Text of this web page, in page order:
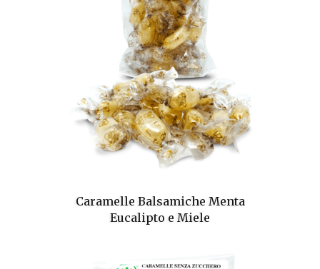
Caramelle Balsamiche Menta
Eucalipto e Miele